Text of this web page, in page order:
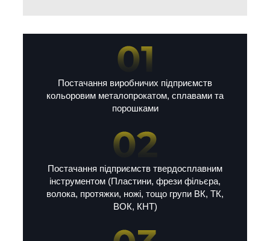
Постачання виробничих підприємств
кольоровим металопрокатом, сплавами та
порошками
Постачання підприємств твердосплавним
інструментом (Пластини, фрези фільєра,
волока, протяжки, ножі, тощо групи ВК, ТК,
ВОК, КНТ)